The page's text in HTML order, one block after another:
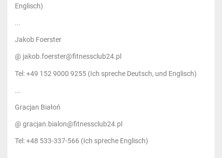
Englisch)
...
Jakob Foerster
@ jakob.foerster@fitnessclub24.pl
Tel: +49 152 9000 9255 (Ich spreche Deutsch, und Englisch)
...
Gracjan Białoń
@ gracjan.bialon@fitnessclub24.pl
Tel: +48 533-337-566 (Ich spreche Englisch)